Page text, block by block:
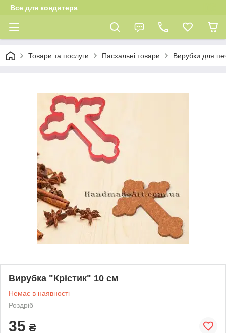
Все для кондитера
Товари та послуги Пасхальні товари Вирубки для
Вирубка "Крістик" 10 см
Немає в наявності
Роздріб
35 ₴